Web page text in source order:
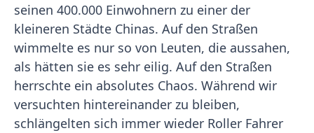
seinen 400.000 Einwohnern zu einer der
kleineren Städte Chinas. Auf den Straßen
wimmelte es nur so von Leuten, die aussahen,
als hätten sie es sehr eilig. Auf den Straßen
herrschte ein absolutes Chaos. Während wir
versuchten hintereinander zu bleiben,
schlängelten sich immer wieder Roller Fahrer